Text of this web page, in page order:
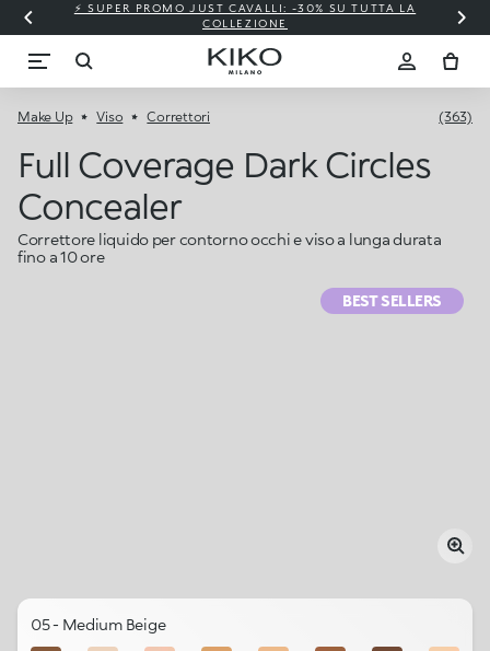
⚡ SUPER PROMO JUST CAVALLI: -30% SU TUTTA LA
COLLEZIONE
Make Up Viso Correttori (363)
Full Coverage Dark Circles
Concealer
Correttore liquido per contorno occhi e viso a lunga durata
fino a 10 ore
BEST SELLERS
05 - Medium Beige